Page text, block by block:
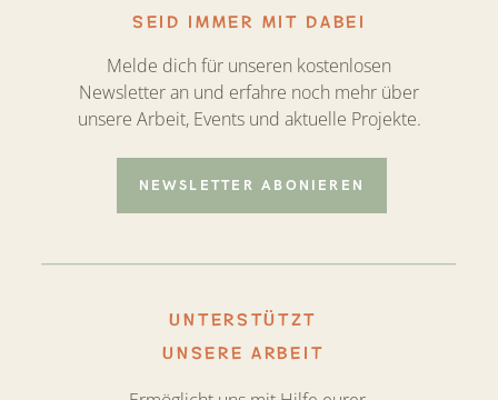
UNTERSTÜTZT
UNSERE ARBEIT
SEID IMMER MIT DABEI
Melde dich für unseren kostenlosen
Newsletter an und erfahre noch mehr über
unsere Arbeit, Events und aktuelle Projekte.
NEWSLETTER ABONIEREN